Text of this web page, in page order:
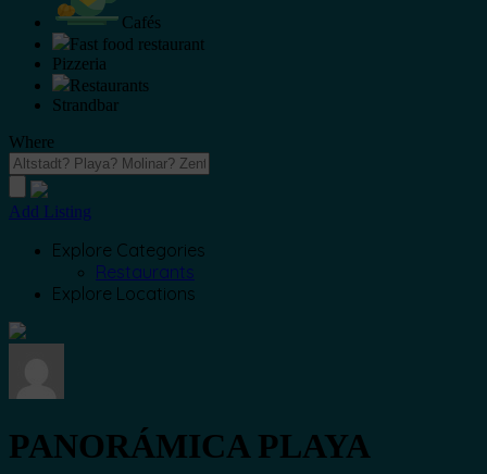
Cafés
Fast food restaurant
Pizzeria
Restaurants
Strandbar
Where
Add Listing
Explore Categories
Restaurants
Explore Locations
PANORÁMICA PLAYA